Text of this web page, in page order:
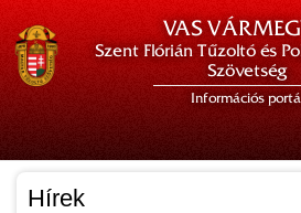
VAS
Szent Flórián Tűzoltó és
Szövetség
Információs
Hírek